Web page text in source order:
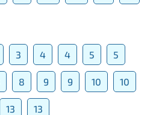
3 4 4 5 5
8 9 9 10 10
13
13